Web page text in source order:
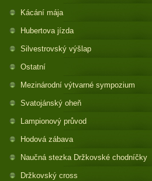
Kácání mája
Hubertova jízda
Silvestrovský výšlap
Ostatní
Mezinárodní výtvarné sympozium
Svatojánský oheň
Lampionový průvod
Hodová zábava
Naučná stezka Držkovské chodníčky
Držkovský cross